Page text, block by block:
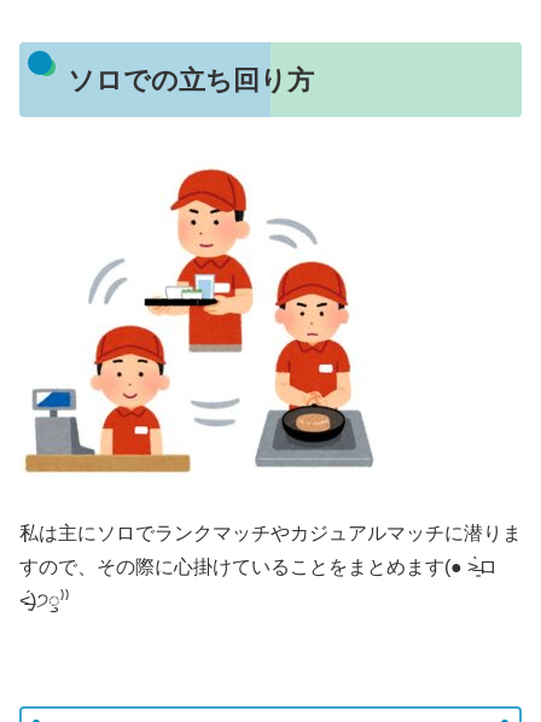
ソロでの立ち回り方
私は主にソロでランクマッチやカジュアルマッチに潜りま
すので、その際に心掛けていることをまとめます(● ˃̶͈̀ロ
˂̶͈́)੭ꠥ⁾⁾